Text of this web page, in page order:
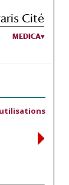
Cité
MEDICA